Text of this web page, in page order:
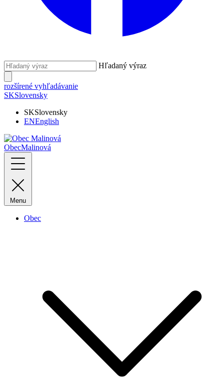
Hľadaný výraz
rozšírené vyhľadávanie
SKSlovensky
SKSlovensky
ENEnglish
ObecMalinová
Menu
Obec